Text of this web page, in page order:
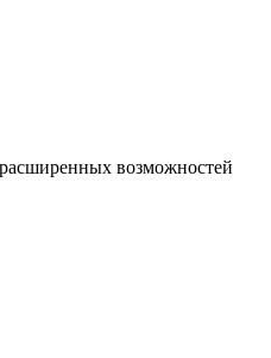
возможностей